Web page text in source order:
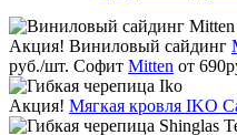
Акция! Виниловый сайдинг
руб./шт. Софит Mitten от
Акция! Мягкая кровля IKO